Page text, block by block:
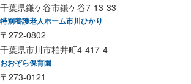
千葉県鎌ケ谷市鎌ケ谷7-13-33
特別養護老人ホーム市川ひかり
〒272-0802
千葉県市川市柏井町4-417-4
おおぞら保育園
〒273-0121